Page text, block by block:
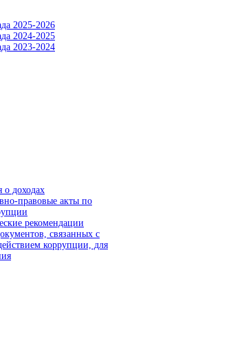
2025-2026
2024-2025
2023-2024
о доходах
правовые акты по
рекомендации
связанных с
коррупции, для